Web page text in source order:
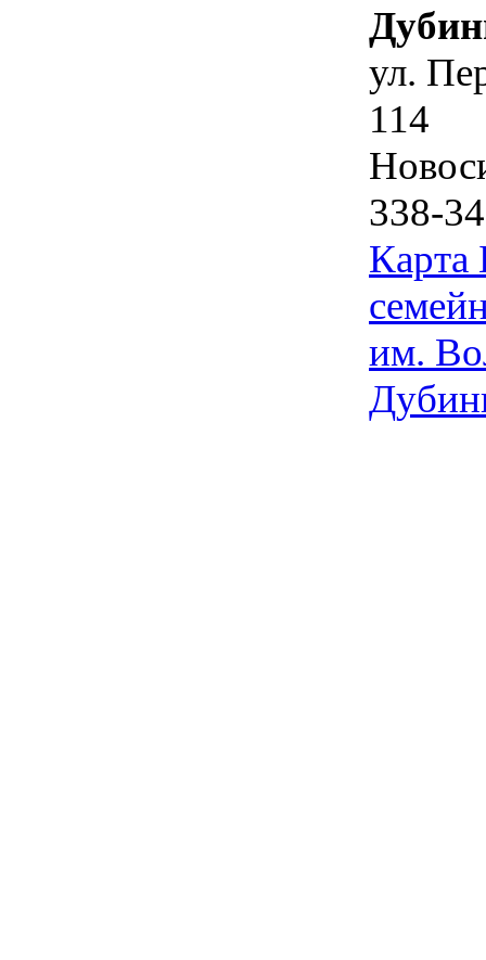
ул.
114
338-
Карта
им.